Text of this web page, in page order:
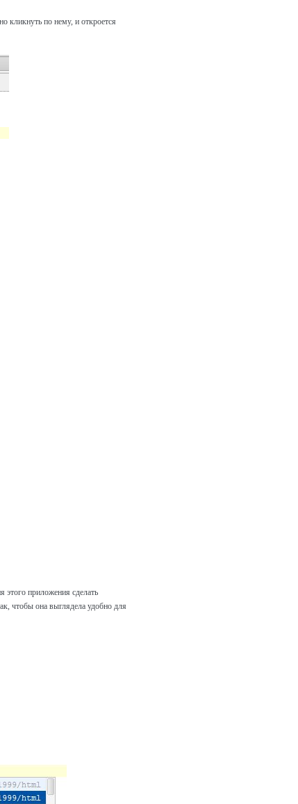
кликнуть по нему, и откроется
этого приложения сделать
чтобы она выглядела удобно для